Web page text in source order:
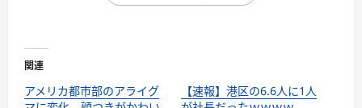
関連
アメリカ都市部のアライグ
【速報】港区の6.6人に1人